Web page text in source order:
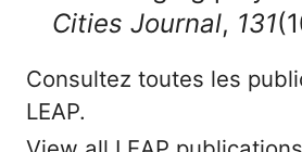
Cities Journal, 131
Consultez toutes les
LEAP.